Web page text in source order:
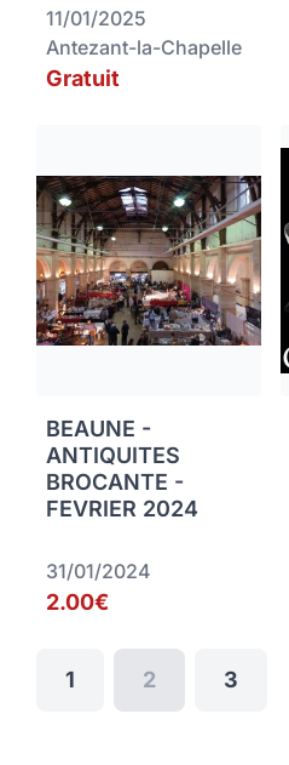
11/01/2025
Antezant-la-Chapelle
Gratuit
BEAUNE -
ANTIQUITES
BROCANTE -
FEVRIER 2024
31/01/2024
2.00€
1 2 3